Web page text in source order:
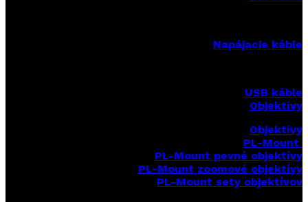
Napájacie káble
USB káble
Objektívy
Objektívy
PL-Mount
PL-Mount pevné objektívy
PL-Mount zoomové objektívy
PL-Mount sety objektívov